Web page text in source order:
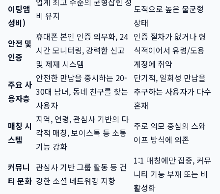
이팅앱
성비)
비 유지
도적으로 높은 불균형
상태
안전 및
인증
휴대폰 본인 인증 의무화, 24
시간 모니터링, 강력한 신고
및 제재 시스템
인증 절차가 없거나 형
식적이어서 유령/도용
계정에 취약
주요 사
용자층
안전한 만남을 중시하는 20-
30대 남녀, 동네 친구를 찾는
사용자
단기적, 일회성 만남을
추구하는 사용자가 다수
혼재
매칭 시
스템
지역, 연령, 관심사 기반의 다
각적 매칭, 보이스톡 등 소통
기능 강화
주로 외모 중심의 스와
이프 방식에 의존
커뮤니
티 문화
관심사 기반 그룹 활동 등 건
강한 소셜 네트워킹 지향
1:1 매칭에만 집중, 커뮤
니티 기능 부재 또는 비
활성화